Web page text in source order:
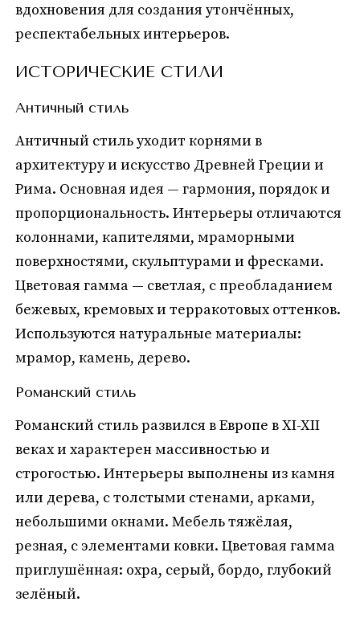
вдохновения для создания утончённых,
респектабельных интерьеров.
ИСТОРИЧЕСКИЕ СТИЛИ
Античный стиль
Античный стиль уходит корнями в
архитектуру и искусство Древней Греции и
Рима. Основная идея — гармония, порядок и
пропорциональность. Интерьеры отличаются
колоннами, капителями, мраморными
поверхностями, скульптурами и фресками.
Цветовая гамма — светлая, с преобладанием
бежевых, кремовых и терракотовых оттенков.
Используются натуральные материалы:
мрамор, камень, дерево.
Романский стиль
Романский стиль развился в Европе в XI-XII
веках и характерен массивностью и
строгостью. Интерьеры выполнены из камня
или дерева, с толстыми стенами, арками,
небольшими окнами. Мебель тяжёлая,
резная, с элементами ковки. Цветовая гамма
приглушённая: охра, серый, бордо, глубокий
зелёный.